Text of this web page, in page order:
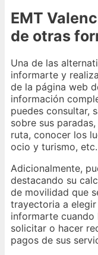
EMT
de otras
Una de las
informarte y
de la página web
información
puedes consultar,
sobre sus
ruta, conocer los
ocio y turismo, etc.
Adicionalmente,
destacando su
de movilidad que
trayectoria a
informarte
solicitar o hacer
pagos de sus